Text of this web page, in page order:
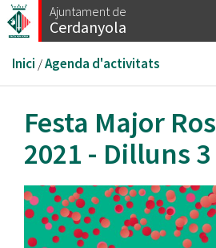
Vés
al
Ajuntament de
Cerdanyola
Esteu
aquí
Inici /Agenda d'activitats
Festa Major
2021 - Dilluns